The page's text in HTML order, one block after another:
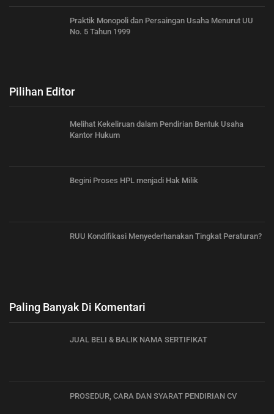
Praktik Monopoli dan Persaingan Usaha Menurut UU
No. 5 Tahun 1999
Pilihan Editor
Melihat Kekeliruan dalam Pendirian Bentuk Usaha
Kantor Hukum
Begini Proses HPL menjadi Hak Milik
RUU Kondifikasi Menyederhanakan Tingkat Peraturan?
Paling Banyak Di Komentari
JUAL BELI & BALIK NAMA SERTIFIKAT
PROSEDUR, CARA DAN SYARAT PENDIRIAN CV